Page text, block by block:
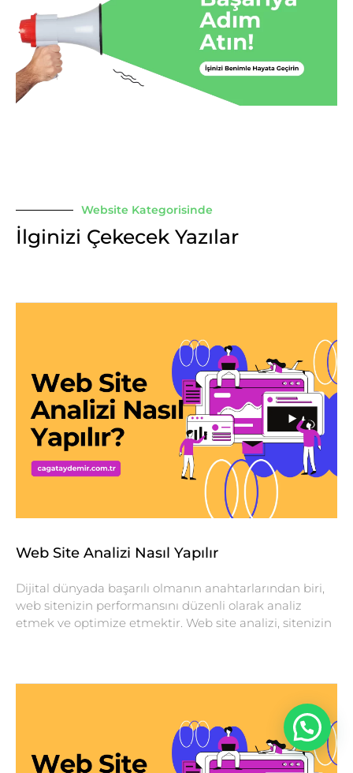
Website Kategorisinde
İlginizi Çekecek Yazılar
Web Site Analizi Nasıl Yapılır
Dijital dünyada başarılı olmanın anahtarlarından biri,
web sitenizin performansını düzenli olarak analiz
etmek ve optimize etmektir. Web site analizi, sitenizin